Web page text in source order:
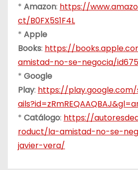
* Amazon: https://
ct/B0FX5S1F4L
* Apple
Books: https://
amistad-no-se-negocia/
* Google
Play: https://
* Catálogo: https://
roduct/la-amistad-no-se-
javier-vera/